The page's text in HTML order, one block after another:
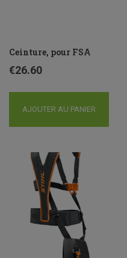
Ceinture, pour FSA
€26.60
AJOUTER AU PANIER